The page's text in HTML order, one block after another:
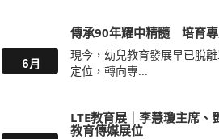
6月
傳承90年耀中精髓 培育
現今，幼兒教育發展早已脫
定位，轉向專...
LTE教育展｜李慧瓊主席
教育傳媒展位